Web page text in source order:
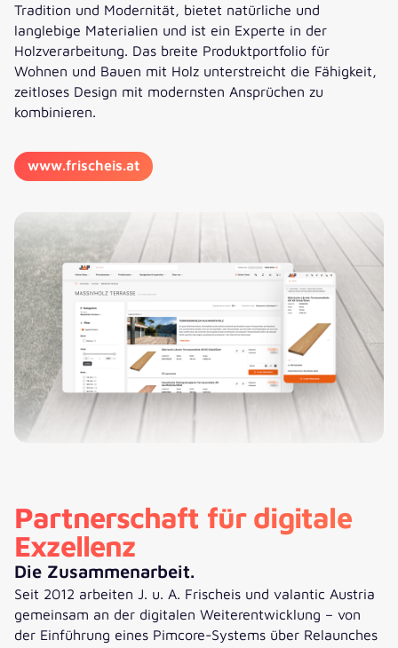
Tradition und Modernität, bietet natürliche und
langlebige Materialien und ist ein Experte in der
Holzverarbeitung. Das breite Produktportfolio für
Wohnen und Bauen mit Holz unterstreicht die Fähigkeit,
zeitloses Design mit modernsten Ansprüchen zu
kombinieren.
www.frischeis.at
Partnerschaft für digitale
Exzellenz
Die Zusammenarbeit.
Seit 2012 arbeiten J. u. A. Frischeis und valantic Austria
gemeinsam an der digitalen Weiterentwicklung – von
der Einführung eines Pimcore-Systems über Relaunches